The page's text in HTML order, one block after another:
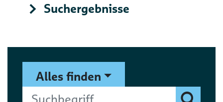
Suchergebnisse
Suchformular
Alles finden
Suchbegriff